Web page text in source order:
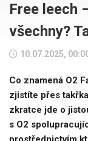
Free leech
všechny?
10.07.2025,
Co znamená O2
zjistíte přes
zkratce jde o
s O2